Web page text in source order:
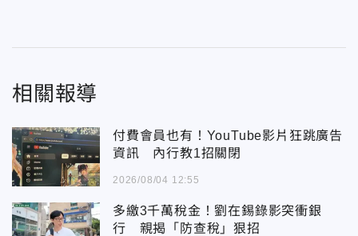
相關報導
付費會員也有！YouTube影片狂跳廣告
資訊 內行教1招關閉
2026/08/04 12:55
多繳3千萬稅金！劉在錫錄影突衝銀
行 親揭「防查稅」狠招